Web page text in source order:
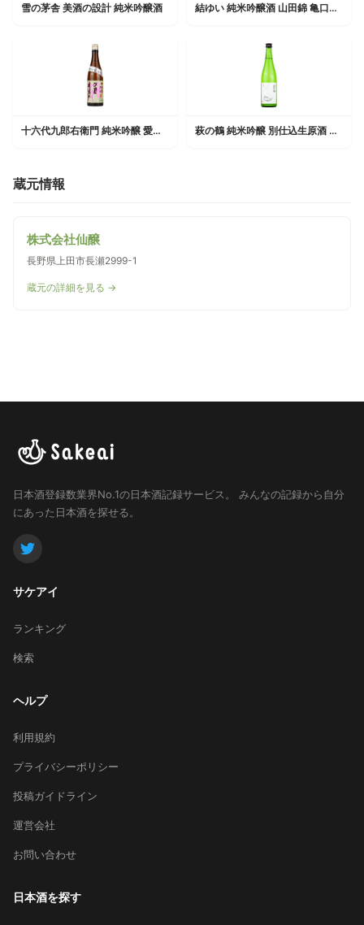
雪の茅舎 美酒の設計 純米吟醸酒 結ゆい 純米吟醸酒 山田錦 亀口直汲み無濾過生原酒
十六代九郎右衛門 純米吟醸 愛山 生酒 萩の鶴 純米吟醸 別仕込生原酒 さくら猫
蔵元情報
株式会社仙醸
長野県上田市長瀬2999-1
蔵元の詳細を見る →
日本酒登録数業界No.1の日本酒記録サービス。
みんなの記録から自分
にあった日本酒を探せる。
サケアイ
ランキング
検索
ヘルプ
利用規約
プライバシーポリシー
投稿ガイドライン
運営会社
お問い合わせ
日本酒を探す